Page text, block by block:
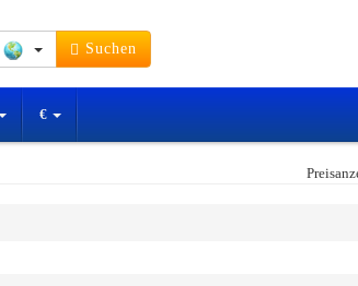
Suchen
€